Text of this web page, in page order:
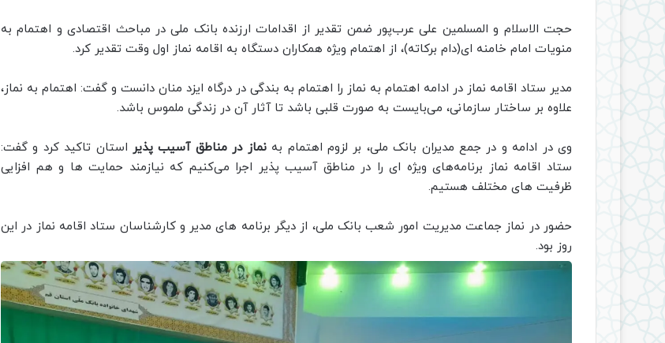
حجت الاسلام و المسلمین علی عرب‌پور ضمن تقدیر از اقدامات ارزنده بانک ملی در مباحث اقتصادی و اهتمام به
منویات امام خامنه ای(دام برکاته)، از اهتمام ویژه همکاران دستگاه به اقامه نماز اول وقت تقدیر کرد.
مدیر ستاد اقامه نماز در ادامه اهتمام به نماز را اهتمام به بندگی در درگاه ایزد منان دانست و گفت: اهتمام به نماز،
علاوه بر ساختار سازمانی، می‌بایست به صورت قلبی باشد تا آثار آن در زندگی ملموس باشد.
وی در ادامه و در جمع مدیران بانک ملی، بر لزوم اهتمام بهنماز در مناطق آسیب پذیراستان تاکید کرد و گفت:
ستاد اقامه نماز برنامه‌های ویژه ای را در مناطق آسیب پذیر اجرا می‌کنیم که نیازمند حمایت ها و هم افزایی
ظرفیت های مختلف هستیم.
حضور در نماز جماعت مدیریت امور شعب بانک ملی، از دیگر برنامه های مدیر و کارشناسان ستاد اقامه نماز در این
روز بود.